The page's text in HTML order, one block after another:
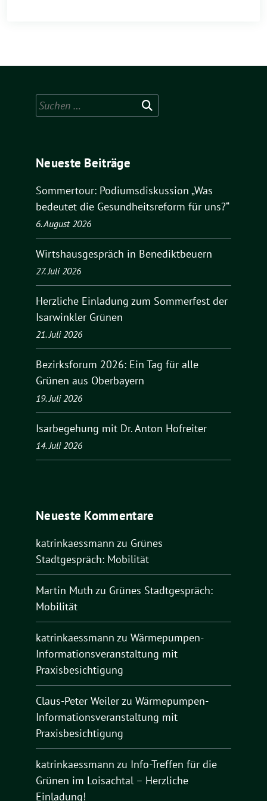
Suchen
nach:
Neueste Beiträge
Sommertour: Podiumsdiskussion „Was
bedeutet die Gesundheitsreform für uns?“
6. August 2026
Wirtshausgespräch in Benediktbeuern
27. Juli 2026
Herzliche Einladung zum Sommerfest der
Isarwinkler Grünen
21. Juli 2026
Bezirksforum 2026: Ein Tag für alle
Grünen aus Oberbayern
19. Juli 2026
Isarbegehung mit Dr. Anton Hofreiter
14. Juli 2026
Neueste Kommentare
katrinkaessmann zu Grünes
Stadtgespräch: Mobilität
Martin Muth zu Grünes Stadtgespräch:
Mobilität
katrinkaessmann zu Wärmepumpen-
Informationsveranstaltung mit
Praxisbesichtigung
Claus-Peter Weilerzu Wärmepumpen-
Informationsveranstaltung mit
Praxisbesichtigung
katrinkaessmann zu Info-Treffen für die
Grünen im Loisachtal – Herzliche
Einladung!